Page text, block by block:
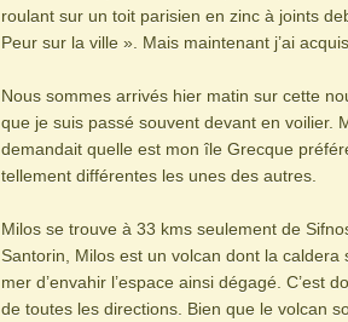
roulant sur un toit parisien en zinc à joints
Peur sur la ville ». Mais maintenant j’ai
Nous sommes arrivés hier matin sur cette
que je suis passé souvent devant en voilier.
demandait quelle est mon île Grecque
tellement différentes les unes des autres.
Milos se trouve à 33 kms seulement de
Santorin, Milos est un volcan dont la
mer d’envahir l’espace ainsi dégagé. C’est
de toutes les directions. Bien que le volcan